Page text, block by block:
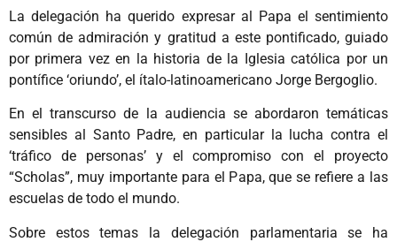
La delegación ha querido expresar al Papa el sentimiento
común de admiración y gratitud a este pontificado, guiado
por primera vez en la historia de la Iglesia católica por un
pontífice ‘oriundo’, el ítalo-latinoamericano Jorge Bergoglio.
En el transcurso de la audiencia se abordaron temáticas
sensibles al Santo Padre, en particular la lucha contra el
‘tráfico de personas’ y el compromiso con el proyecto
“Scholas”, muy importante para el Papa, que se refiere a las
escuelas de todo el mundo.
Sobre estos temas la delegación parlamentaria se ha